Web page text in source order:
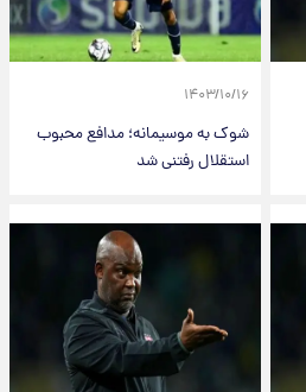
۱۴۰۳/۱۰/۱۶
شوک به موسیمانه؛ مدافع محبوب
استقلال رفتنی شد